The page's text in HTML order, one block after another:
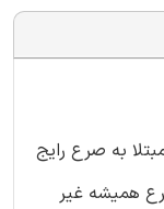
به صرع رایج
همیشه غیر